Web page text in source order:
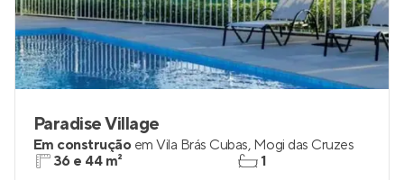
Paradise Village
Em construção em Vila Brás Cubas, Mogi das Cruzes
36 e 44 m²
1